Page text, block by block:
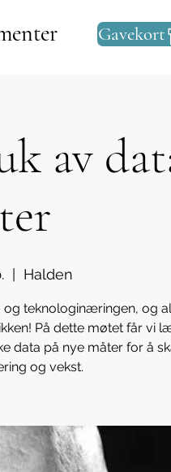
Gavekort
av
Halden
teknologinæringen, og
På dette møtet får vi
data på nye måter for å
og vekst.